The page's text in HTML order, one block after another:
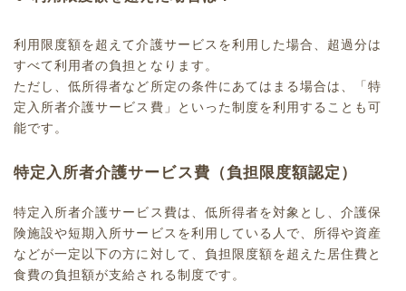
利用限度額を超えて介護サービスを利用した場合、超過分は
すべて利用者の負担となります。
ただし、低所得者など所定の条件にあてはまる場合は、「特
定入所者介護サービス費」といった制度を利用することも可
能です。
特定入所者介護サービス費（負担限度額認定）
特定入所者介護サービス費は、低所得者を対象とし、介護保
険施設や短期入所サービスを利用している人で、所得や資産
などが一定以下の方に対して、負担限度額を超えた居住費と
食費の負担額が支給される制度です。